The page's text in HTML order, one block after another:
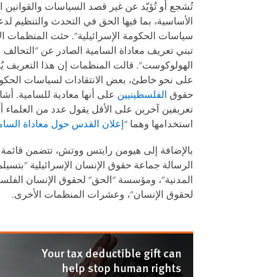
تُشجع أو تُؤيّد عن غير قصد السياسات
الأساسية، بما فيها الحق في التحدث والتنظيم
سياسات الحكومة الإسرائيلية". حثت المنظمات
تبني تعريف معاداة السامية الصادر عن "التحالف
الهولوكوست". قالت المنظمات إن هذا التعريف
على نحو خاطئ، بعض الانتقادات لسياسات
حقوق الفلسطينيين على أنها معادية للسامية.
تعريفين آخرين على الأقل يقول عدد من العلماء
استخدامها وهما " إعلان القدس حول معاداة
بالإضافة إلى هيومن رايتس ووتش، تتضمن
الرسالة جماعة حقوق الإنسان الإسرائيلية
المدنية"، ومؤسسة "الحق" لحقوق الإنسان
لحقوق الإنسان"، وعشرات المنظمات الأخرى.
Your tax deductible gift can
help stop human rights